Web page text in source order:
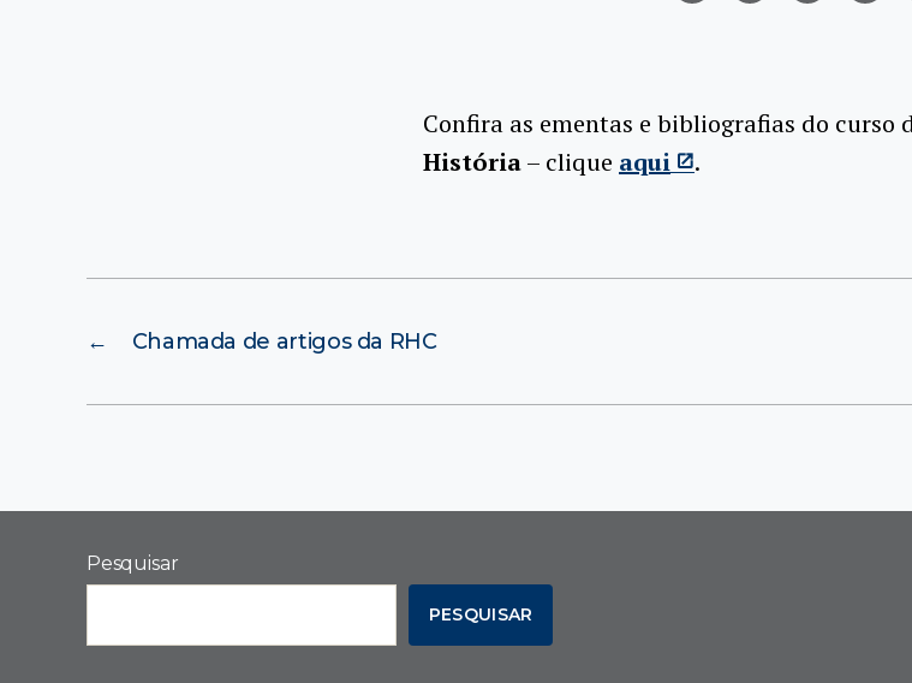
Confira as ementas e bibliografias do curso
História– clique aqui .
← Chamada de artigos da RHC
Pesquisar
PESQUISAR